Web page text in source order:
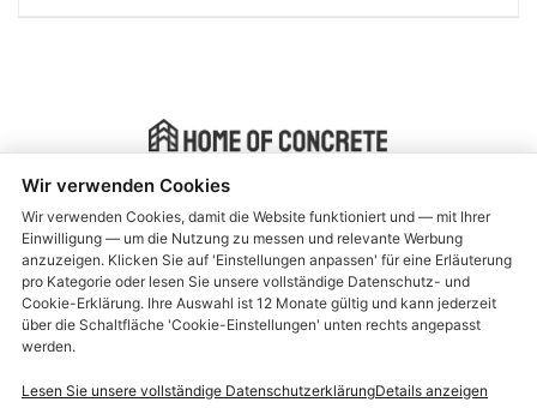
Instant Beton Ciré ® is manufactured by Home of Concrete
Allgemeine Geschäftsbedingungen
Lieferung und Rückgabe
Gewährleistung und Beschwerden
Wir verwenden Cookies
Wir verwenden Cookies, damit die Website funktioniert und — mit Ihrer
Einwilligung — um die Nutzung zu messen und relevante Werbung
anzuzeigen. Klicken Sie auf 'Einstellungen anpassen' für eine Erläuterung
pro Kategorie oder lesen Sie unsere vollständige Datenschutz- und
Cookie-Erklärung. Ihre Auswahl ist 12 Monate gültig und kann jederzeit
über die Schaltfläche 'Cookie-Einstellungen' unten rechts angepasst
werden.
Lesen Sie unsere vollständige DatenschutzerklärungDetails anzeigen